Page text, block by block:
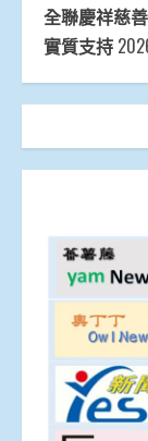
全聯慶祥慈
實質支持